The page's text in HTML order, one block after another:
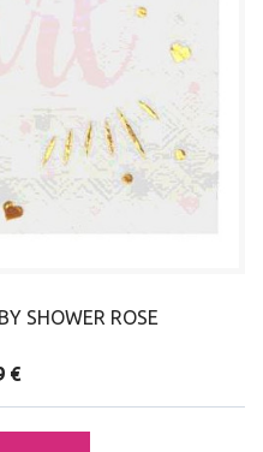
SHOWER ROSE
€